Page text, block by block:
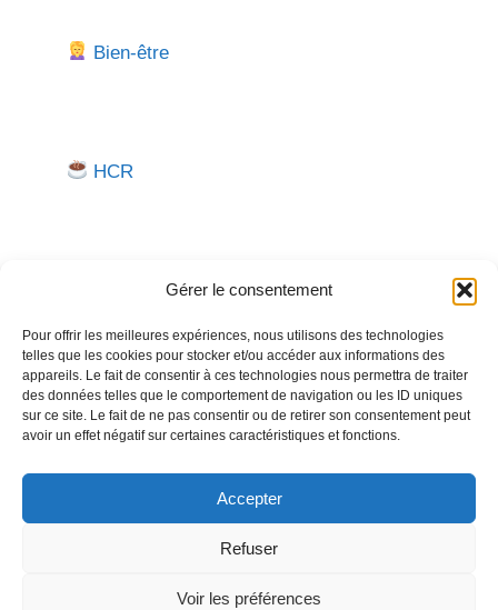
Gérer le consentement
Pour offrir les meilleures expériences, nous utilisons des technologies
telles que les cookies pour stocker et/ou accéder aux informations des
appareils. Le fait de consentir à ces technologies nous permettra de traiter
des données telles que le comportement de navigation ou les ID uniques
sur ce site. Le fait de ne pas consentir ou de retirer son consentement peut
avoir un effet négatif sur certaines caractéristiques et fonctions.
Accepter
Refuser
Voir les préférences
Bien-être
HCR
Besoin d'aide pour créer ou gérer votre entreprise ?
Un expert vous répond.
Nous contacter →